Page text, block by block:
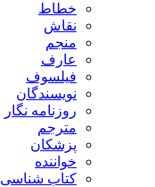
خطاط
نقاش
منجم
عارف
فیلسوف
نویسندگان
روزنامه نگار
مترجم
پزشکان
خواننده
کتاب شناسی